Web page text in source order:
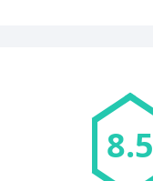
8.5